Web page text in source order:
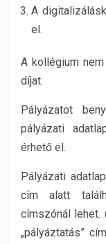
A
el.
A kollégium
díjat.
Pályázatot
pályázati
érhető el.
Pályázati
cím alatt
címszónál lehet.
„pályáztatás”